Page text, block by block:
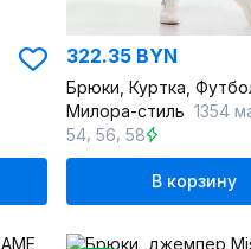
322.35 BYN
Брюки, Куртка,
Милора-стиль 1354
54 56 58
В корзину